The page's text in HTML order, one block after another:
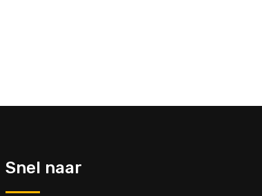
Snel naar